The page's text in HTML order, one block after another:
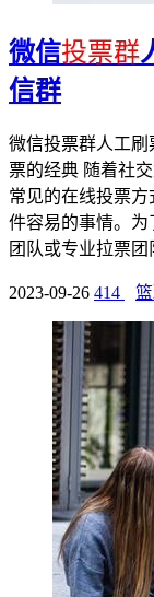
微信投票群
信群
微信投票群人工
票的经典 随着社
常见的在线投票
件容易的事情。
团队或专业拉票团
2023-09-26 414